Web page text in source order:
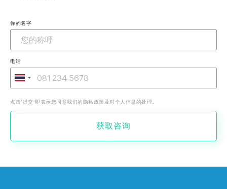
你的名字
电话
点击‘提交’即表示您同意我们的隐私政策及对个人信息的处理。
获取咨询